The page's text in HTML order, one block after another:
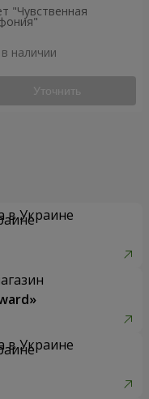
"Чувственная
наличии
Уточнить
в Украине
в Украине